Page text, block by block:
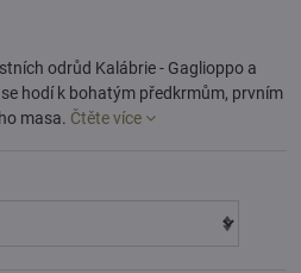
odrůd Kalábrie - Gaglioppo a
hodí k bohatým předkrmům, prvním
masa. Čtěte více